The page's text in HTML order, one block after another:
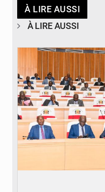
À LIRE AUSSI
À LIRE AUSSI